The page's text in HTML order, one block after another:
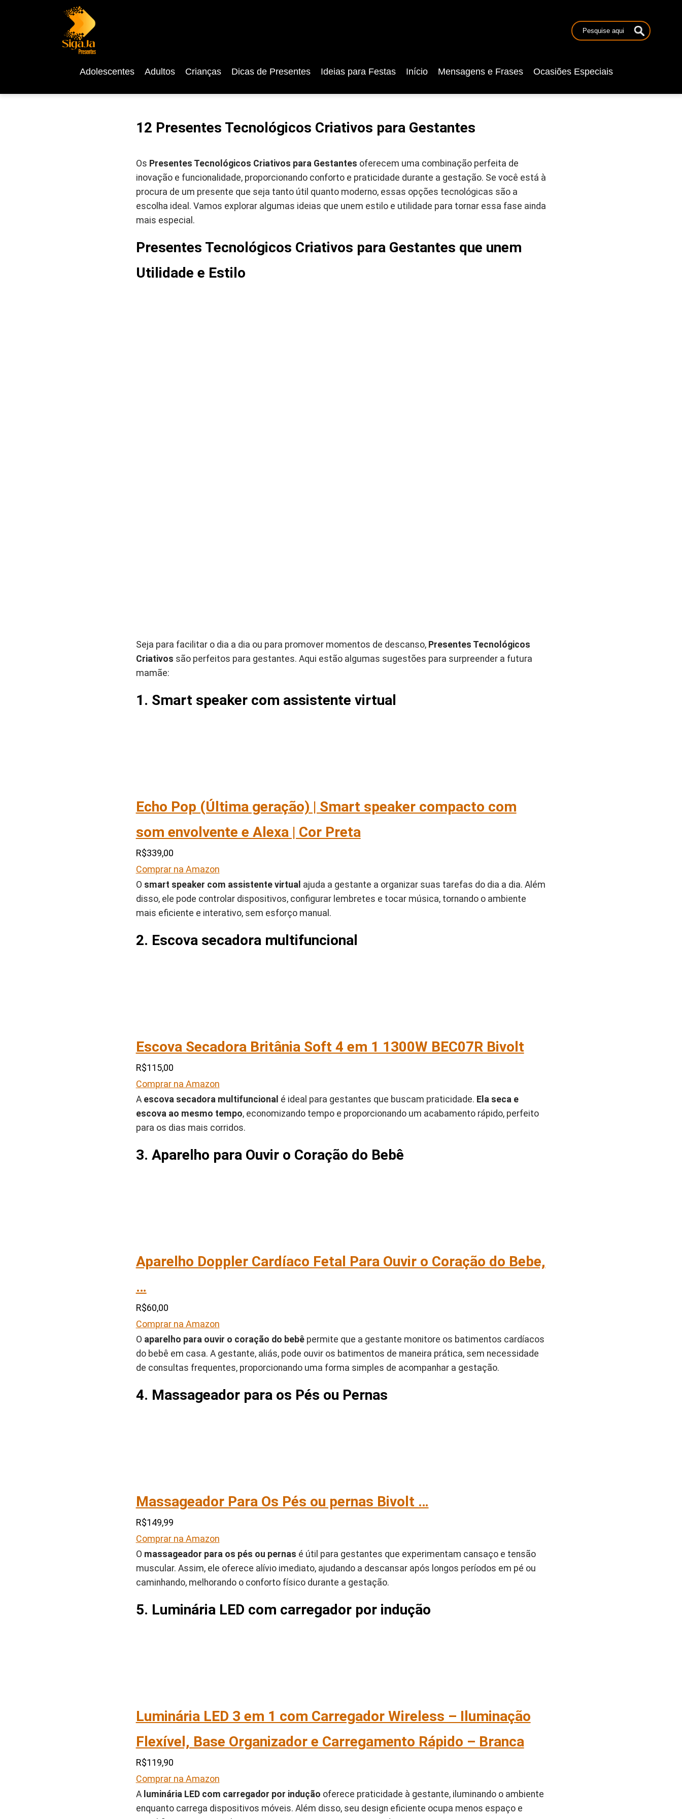
Adolescentes Adultos Crianças Dicas de Presentes Ideias para Festas Início Mensagens e Frases Ocasiões Especiais
12 Presentes Tecnológicos Criativos para Gestantes
Os Presentes Tecnológicos Criativos para Gestantes oferecem uma combinação perfeita de
inovação e funcionalidade, proporcionando conforto e praticidade durante a gestação. Se você está à
procura de um presente que seja tanto útil quanto moderno, essas opções tecnológicas são a
escolha ideal. Vamos explorar algumas ideias que unem estilo e utilidade para tornar essa fase ainda
mais especial.
Presentes Tecnológicos Criativos para Gestantes que unem
Utilidade e Estilo
Seja para facilitar o dia a dia ou para promover momentos de descanso, Presentes Tecnológicos
Criativos são perfeitos para gestantes. Aqui estão algumas sugestões para surpreender a futura
mamãe:
1. Smart speaker com assistente virtual
Echo Pop (Última geração) | Smart speaker compacto com
som envolvente e Alexa | Cor Preta
R$339,00
Comprar na Amazon
O smart speaker com assistente virtual ajuda a gestante a organizar suas tarefas do dia a dia. Além
disso, ele pode controlar dispositivos, configurar lembretes e tocar música, tornando o ambiente
mais eficiente e interativo, sem esforço manual.
2. Escova secadora multifuncional
Escova Secadora Britânia Soft 4 em 1 1300W BEC07R Bivolt
R$115,00
Comprar na Amazon
A escova secadora multifuncional é ideal para gestantes que buscam praticidade. Ela seca e
escova ao mesmo tempo, economizando tempo e proporcionando um acabamento rápido, perfeito
para os dias mais corridos.
3. Aparelho para Ouvir o Coração do Bebê
Aparelho Doppler Cardíaco Fetal Para Ouvir o Coração do Bebe,
…
R$60,00
Comprar na Amazon
O aparelho para ouvir o coração do bebêpermite que a gestante monitore os batimentos cardíacos
do bebê em casa. A gestante, aliás, pode ouvir os batimentos de maneira prática, sem necessidade
de consultas frequentes, proporcionando uma forma simples de acompanhar a gestação.
4. Massageador para os Pés ou Pernas
Massageador Para Os Pés ou pernas Bivolt …
R$149,99
Comprar na Amazon
O massageador para os pés ou pernas é útil para gestantes que experimentam cansaço e tensão
muscular. Assim, ele oferece alívio imediato, ajudando a descansar após longos períodos em pé ou
caminhando, melhorando o conforto físico durante a gestação.
5. Luminária LED com carregador por indução
Luminária LED 3 em 1 com Carregador Wireless – Iluminação
Flexível, Base Organizador e Carregamento Rápido – Branca
R$119,90
Comprar na Amazon
A luminária LED com carregador por indução oferece praticidade à gestante, iluminando o ambiente
enquanto carrega dispositivos móveis. Além disso, seu design eficiente ocupa menos espaço e